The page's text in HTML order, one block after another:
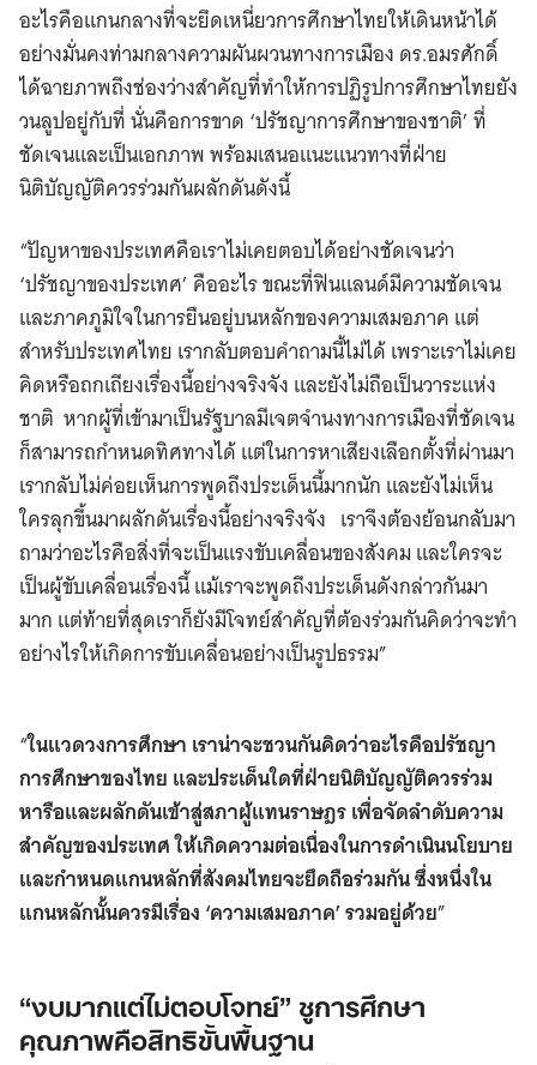
อะไรคือแกนกลางที่จะยึดเหนี่ยวการศึกษาไทยให้เดินหน้าได้
อย่างมั่นคงท่ามกลางความผันผวนทางการเมือง ดร.อมรศักดิ์
ได้ฉายภาพถึงช่องว่างสำคัญที่ทำให้การปฏิรูปการศึกษาไทยยัง
วนลูปอยู่กับที่ นั่นคือการขาด ‘ปรัชญาการศึกษาของชาติ’ ที่
ชัดเจนและเป็นเอกภาพ พร้อมเสนอแนะแนวทางที่ฝ่าย
นิติบัญญัติควรร่วมกันผลักดันดังนี้
“ปัญหาของประเทศคือเราไม่เคยตอบได้อย่างชัดเจนว่า
‘ปรัชญาของประเทศ’ คืออะไร ขณะที่ฟินแลนด์มีความชัดเจน
และภาคภูมิใจในการยืนอยู่บนหลักของความเสมอภาค แต่
สำหรับประเทศไทย เรากลับตอบคำถามนี้ไม่ได้ เพราะเราไม่เคย
คิดหรือถกเถียงเรื่องนี้อย่างจริงจัง และยังไม่ถือเป็นวาระแห่ง
ชาติ หากผู้ที่เข้ามาเป็นรัฐบาลมีเจตจำนงทางการเมืองที่ชัดเจน
ก็สามารถกำหนดทิศทางได้ แต่ในการหาเสียงเลือกตั้งที่ผ่านมา
เรากลับไม่ค่อยเห็นการพูดถึงประเด็นนี้มากนัก และยังไม่เห็น
ใครลุกขึ้นมาผลักดันเรื่องนี้อย่างจริงจัง เราจึงต้องย้อนกลับมา
ถามว่าอะไรคือสิ่งที่จะเป็นแรงขับเคลื่อนของสังคม และใครจะ
เป็นผู้ขับเคลื่อนเรื่องนี้ แม้เราจะพูดถึงประเด็นดังกล่าวกันมา
มาก แต่ท้ายที่สุดเราก็ยังมีโจทย์สำคัญที่ต้องร่วมกันคิดว่าจะทำ
อย่างไรให้เกิดการขับเคลื่อนอย่างเป็นรูปธรรม”
“ในแวดวงการศึกษา เราน่าจะชวนกันคิดว่าอะไรคือปรัชญา
การศึกษาของไทย และประเด็นใดที่ฝ่ายนิติบัญญัติควรร่วม
หารือและผลักดันเข้าสู่สภาผู้แทนราษฎร เพื่อจัดลำดับความ
สำคัญของประเทศ ให้เกิดความต่อเนื่องในการดำเนินนโยบาย
และกำหนดแกนหลักที่สังคมไทยจะยึดถือร่วมกัน ซึ่งหนึ่งใน
แกนหลักนั้นควรมีเรื่อง ‘ความเสมอภาค’ รวมอยู่ด้วย”
“งบมากแต่ไม่ตอบโจทย์” ชูการศึกษา
คุณภาพคือสิทธิขั้นพื้นฐาน